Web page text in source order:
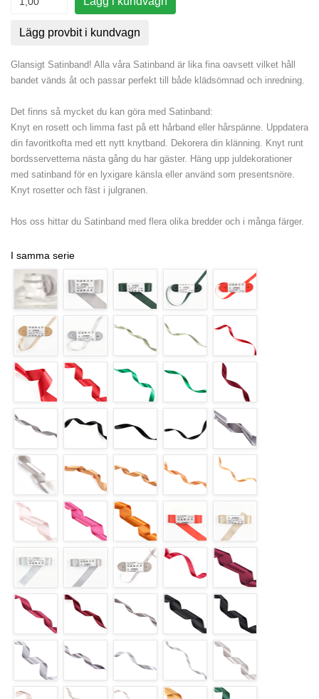
Lägg provbit i kundvagn
Glansigt Satinband! Alla våra Satinband är lika fina oavsett vilket håll
bandet vänds åt och passar perfekt till både klädsömnad och inredning.
Det finns så mycket du kan göra med Satinband:
Knyt en rosett och limma fast på ett hårband eller hårspänne. Uppdatera
din favoritkofta med ett nytt knytband. Dekorera din klänning. Knyt runt
bordsservetterna nästa gång du har gäster. Häng upp juldekorationer
med satinband för en lyxigare känsla eller använd som presentsnöre.
Knyt rosetter och fäst i julgranen.
Hos oss hittar du Satinband med flera olika bredder och i många färger.
I samma serie